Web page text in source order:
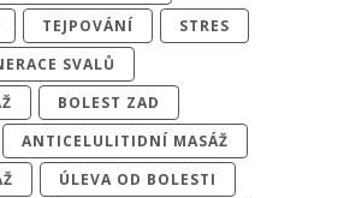
TEJPOVÁNÍ
STRES
SVALŮ
BOLEST ZAD
ANTICELULITIDNÍ MASÁŽ
ÚLEVA OD BOLESTI